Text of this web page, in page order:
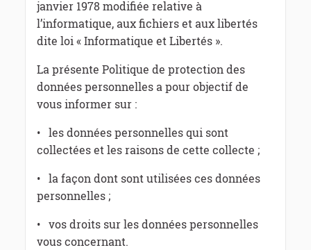
janvier 1978 modifiée relative à
l’informatique, aux fichiers et aux libertés
dite loi « Informatique et Libertés ».
La présente Politique de protection des
données personnelles a pour objectif de
vous informer sur :
• les données personnelles qui sont
collectées et les raisons de cette collecte ;
• la façon dont sont utilisées ces données
personnelles ;
• vos droits sur les données personnelles
vous concernant.